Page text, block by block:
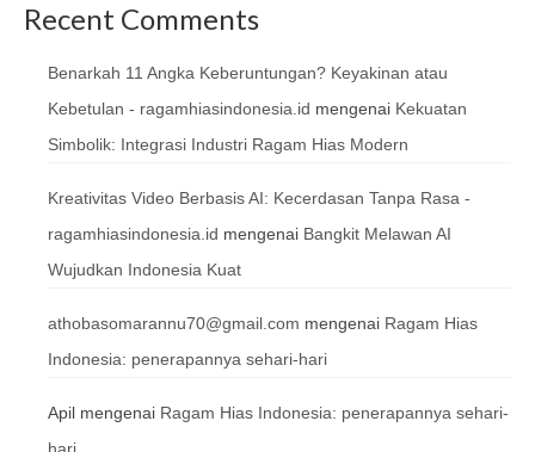
Recent Comments
Benarkah 11 Angka Keberuntungan? Keyakinan atau
Kebetulan - ragamhiasindonesia.id mengenai Kekuatan
Simbolik: Integrasi Industri Ragam Hias Modern
Kreativitas Video Berbasis AI: Kecerdasan Tanpa Rasa -
ragamhiasindonesia.id mengenai Bangkit Melawan AI
Wujudkan Indonesia Kuat
athobasomarannu70@gmail.com mengenai Ragam Hias
Indonesia: penerapannya sehari-hari
Apil mengenai Ragam Hias Indonesia: penerapannya sehari-